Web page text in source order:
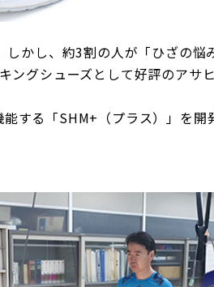
かし、約3割の人が「ひざの悩
グシューズとして好評のアサ
する「SHM+（プラス）」を開